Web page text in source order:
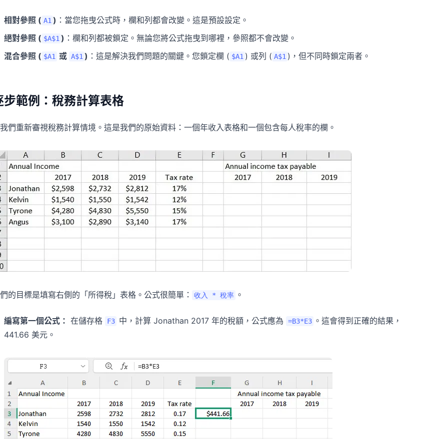
相對參照 ( A1 ) ：當您拖曳公式時，欄和列都會改變。這是預設設定。
絕對參照 ( $A$1 ) ：欄和列都被鎖定。無論您將公式拖曳到哪裡，參照都不會改變。
混合參照 ( $A1 或 A$1 ) ：這是解決我們問題的關鍵。您鎖定欄 ( $A1 ) 或列 ( A$1 )，但不同時鎖定兩者。
步範例：稅務計算表格
們重新審視稅務計算情境。這是我們的原始資料：一個年收入表格和一個包含每人稅率的欄。
的目標是填寫右側的「所得稅」表格。公式很簡單： 收入 * 稅率 。
編寫第一個公式： 在儲存格 F3 中，計算 Jonathan 2017 年的稅額，公式應為 =B3*E3 。這會得到正確的結果，
441.66 美元。